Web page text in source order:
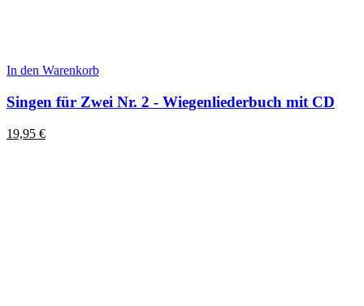
In den Warenkorb
Singen für Zwei Nr. 2 - Wiegenliederbuch mit CD
19,95 €